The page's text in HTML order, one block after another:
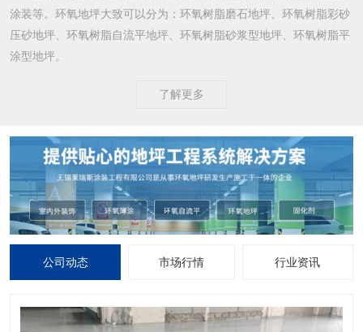
涂装等。环氧地坪大致可以分为：环氧树脂磨石地坪、环氧树脂彩砂
压砂地坪、环氧树脂自流平地坪、环氧树脂砂浆型地坪、环氧树脂平
涂型地坪。
了解更多
公司动态 市场行情 行业资讯